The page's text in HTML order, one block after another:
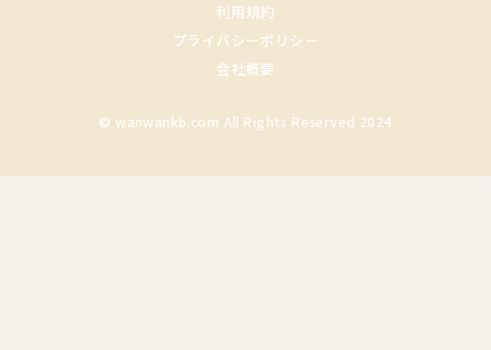
利用規約
プライバシーポリシー
会社概要
© wanwankb.com All Rights Reserved 2024